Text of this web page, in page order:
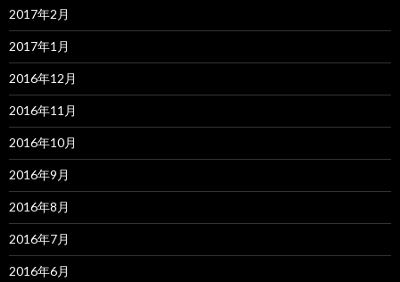
2017年2月
2017年1月
2016年12月
2016年11月
2016年10月
2016年9月
2016年8月
2016年7月
2016年6月